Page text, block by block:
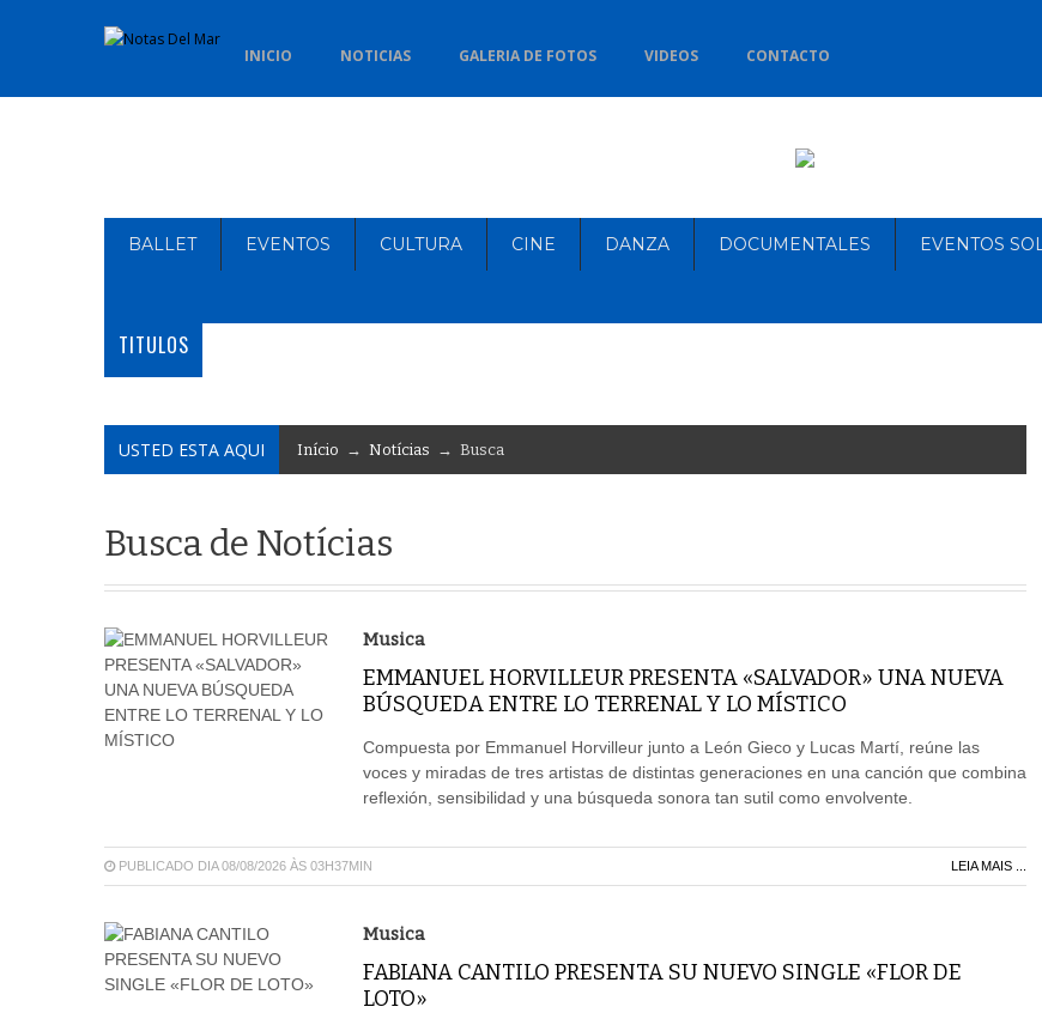
INICIO NOTICIAS GALERIA DE FOTOS VIDEOS CONTACTO
BALLET EVENTOS CULTURA CINE DANZA DOCUMENTALES EVENTOS
TITULOS
USTED ESTA AQUI Início → Notícias → Busca
Busca de Notícias
Musica
EMMANUEL HORVILLEUR PRESENTA «SALVADOR» UNA NUEVA
BÚSQUEDA ENTRE LO TERRENAL Y LO MÍSTICO
Compuesta por Emmanuel Horvilleur junto a León Gieco y Lucas Martí, reúne las
voces y miradas de tres artistas de distintas generaciones en una canción que combina
reflexión, sensibilidad y una búsqueda sonora tan sutil como envolvente.
PUBLICADO DIA 08/08/2026 ÀS 03H37MIN LEIA MAIS ...
Musica
FABIANA CANTILO PRESENTA SU NUEVO SINGLE «FLOR DE
LOTO»